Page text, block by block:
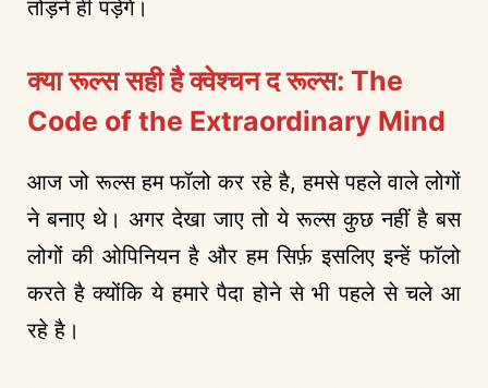
तोड़ने ही पड़ेंगे।
क्या रूल्स सही है क्वेश्चन द रूल्स: The
Code of the Extraordinary Mind
आज जो रूल्स हम फॉलो कर रहे है, हमसे पहले वाले लोगों
ने बनाए थे। अगर देखा जाए तो ये रूल्स कुछ नहीं है बस
लोगों की ओपिनियन है और हम सिर्फ़ इसलिए इन्हें फॉलो
करते है क्योंकि ये हमारे पैदा होने से भी पहले से चले आ
रहे है।